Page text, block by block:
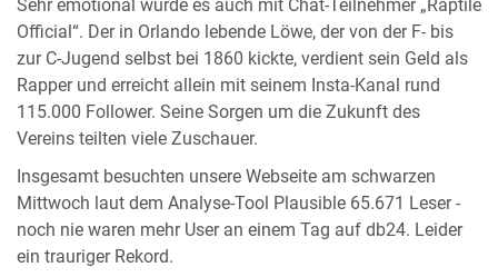
Sehr emotional wurde es auch mit Chat-Teilnehmer „Raptile
Official“. Der in Orlando lebende Löwe, der von der F- bis
zur C-Jugend selbst bei 1860 kickte, verdient sein Geld als
Rapper und erreicht allein mit seinem Insta-Kanal rund
115.000 Follower. Seine Sorgen um die Zukunft des
Vereins teilten viele Zuschauer.
Insgesamt besuchten unsere Webseite am schwarzen
Mittwoch laut dem Analyse-Tool Plausible 65.671 Leser -
noch nie waren mehr User an einem Tag auf db24. Leider
ein trauriger Rekord.